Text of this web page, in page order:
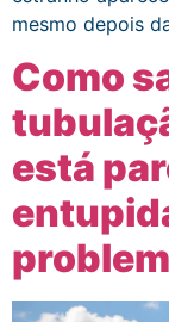
mesmo depois
Como
está